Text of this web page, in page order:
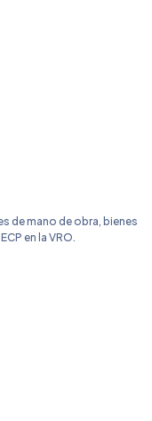
de mano de obra, bienes
en la VRO.